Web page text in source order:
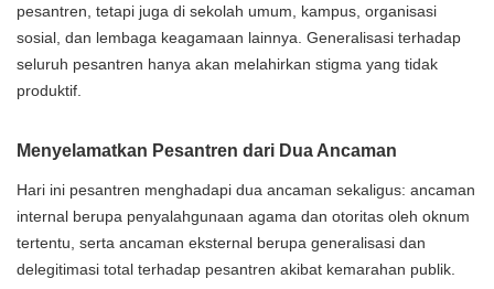
pesantren, tetapi juga di sekolah umum, kampus, organisasi
sosial, dan lembaga keagamaan lainnya. Generalisasi terhadap
seluruh pesantren hanya akan melahirkan stigma yang tidak
produktif.
Menyelamatkan Pesantren dari Dua Ancaman
Hari ini pesantren menghadapi dua ancaman sekaligus: ancaman
internal berupa penyalahgunaan agama dan otoritas oleh oknum
tertentu, serta ancaman eksternal berupa generalisasi dan
delegitimasi total terhadap pesantren akibat kemarahan publik.